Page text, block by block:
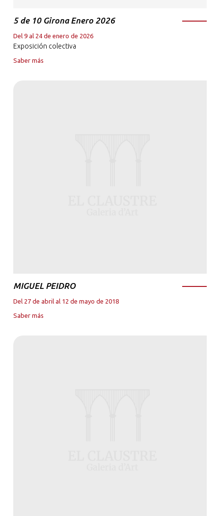
5 de 10 Girona Enero 2026
Del 9 al 24 de enero de 2026
Exposición colectiva
Saber más
MIGUEL PEIDRO
Del 27 de abril al 12 de mayo de 2018
Saber más